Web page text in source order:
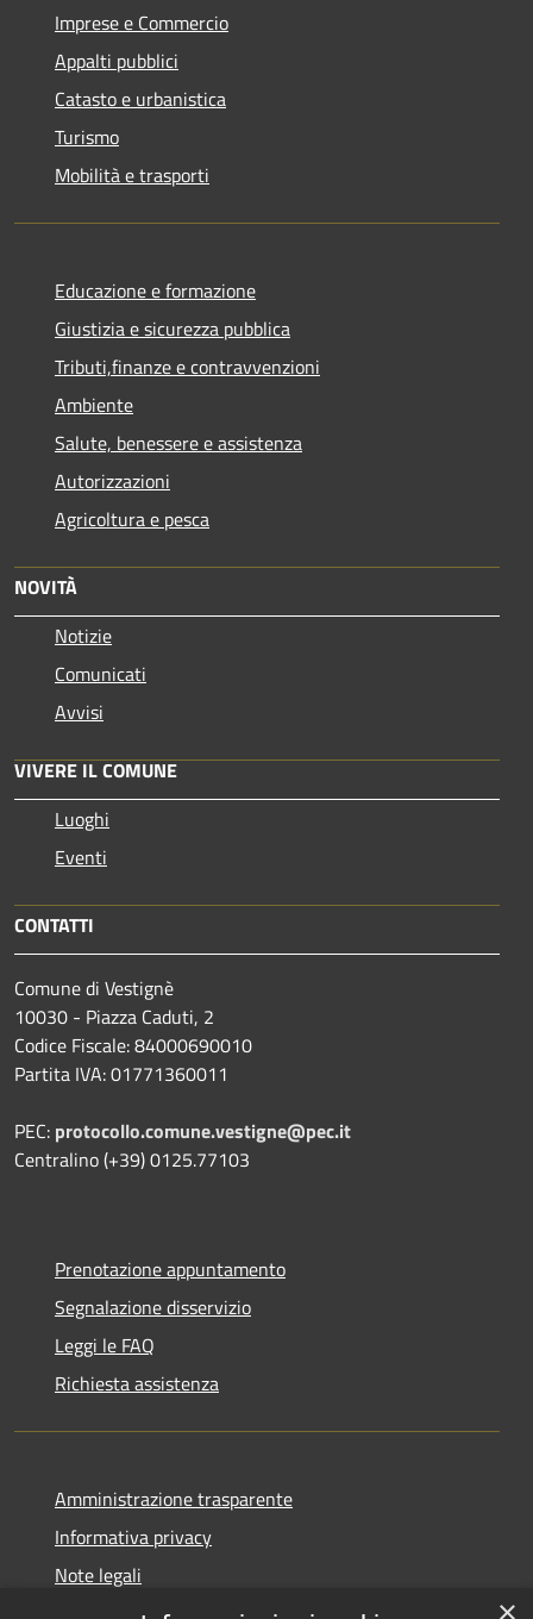
Imprese e Commercio
Appalti pubblici
Catasto e urbanistica
Turismo
Mobilità e trasporti
Educazione e formazione
Giustizia e sicurezza pubblica
Tributi,finanze e contravvenzioni
Ambiente
Salute, benessere e assistenza
Autorizzazioni
Agricoltura e pesca
NOVITÀ
Notizie
Comunicati
Avvisi
VIVERE IL COMUNE
Luoghi
Eventi
CONTATTI
Comune di Vestignè
10030 - Piazza Caduti, 2
Codice Fiscale: 84000690010
Partita IVA: 01771360011
PEC: protocollo.comune.vestigne@pec.it
Centralino (+39) 0125.77103
Prenotazione appuntamento
Segnalazione disservizio
Leggi le FAQ
Richiesta assistenza
Amministrazione trasparente
Informativa privacy
Note legali
Dichiarazione di accessibilità